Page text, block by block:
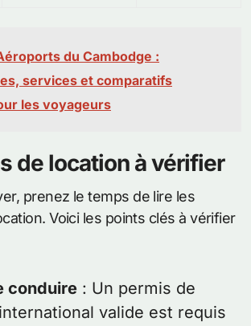
du Cambodge :
services et comparatifs
les voyageurs
de location à vérifier
prenez le temps de lire les
Voici les points clés à vérifier
conduire : Un permis de
valide est requis